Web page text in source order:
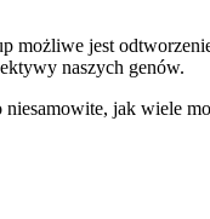
możliwe jest
naszych genów.
niesamowite, jak wiele